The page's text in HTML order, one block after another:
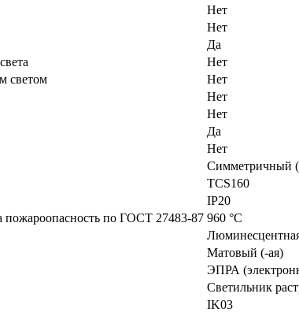
Нет
Нет
Да
Нет
светом
Нет
Нет
Нет
Да
Нет
Симметричный
TCS160
IP20
пожароопасность по ГОСТ 27483-87 960 °C
Матовый (-ая)
ЭПРА
Светильник
IK03